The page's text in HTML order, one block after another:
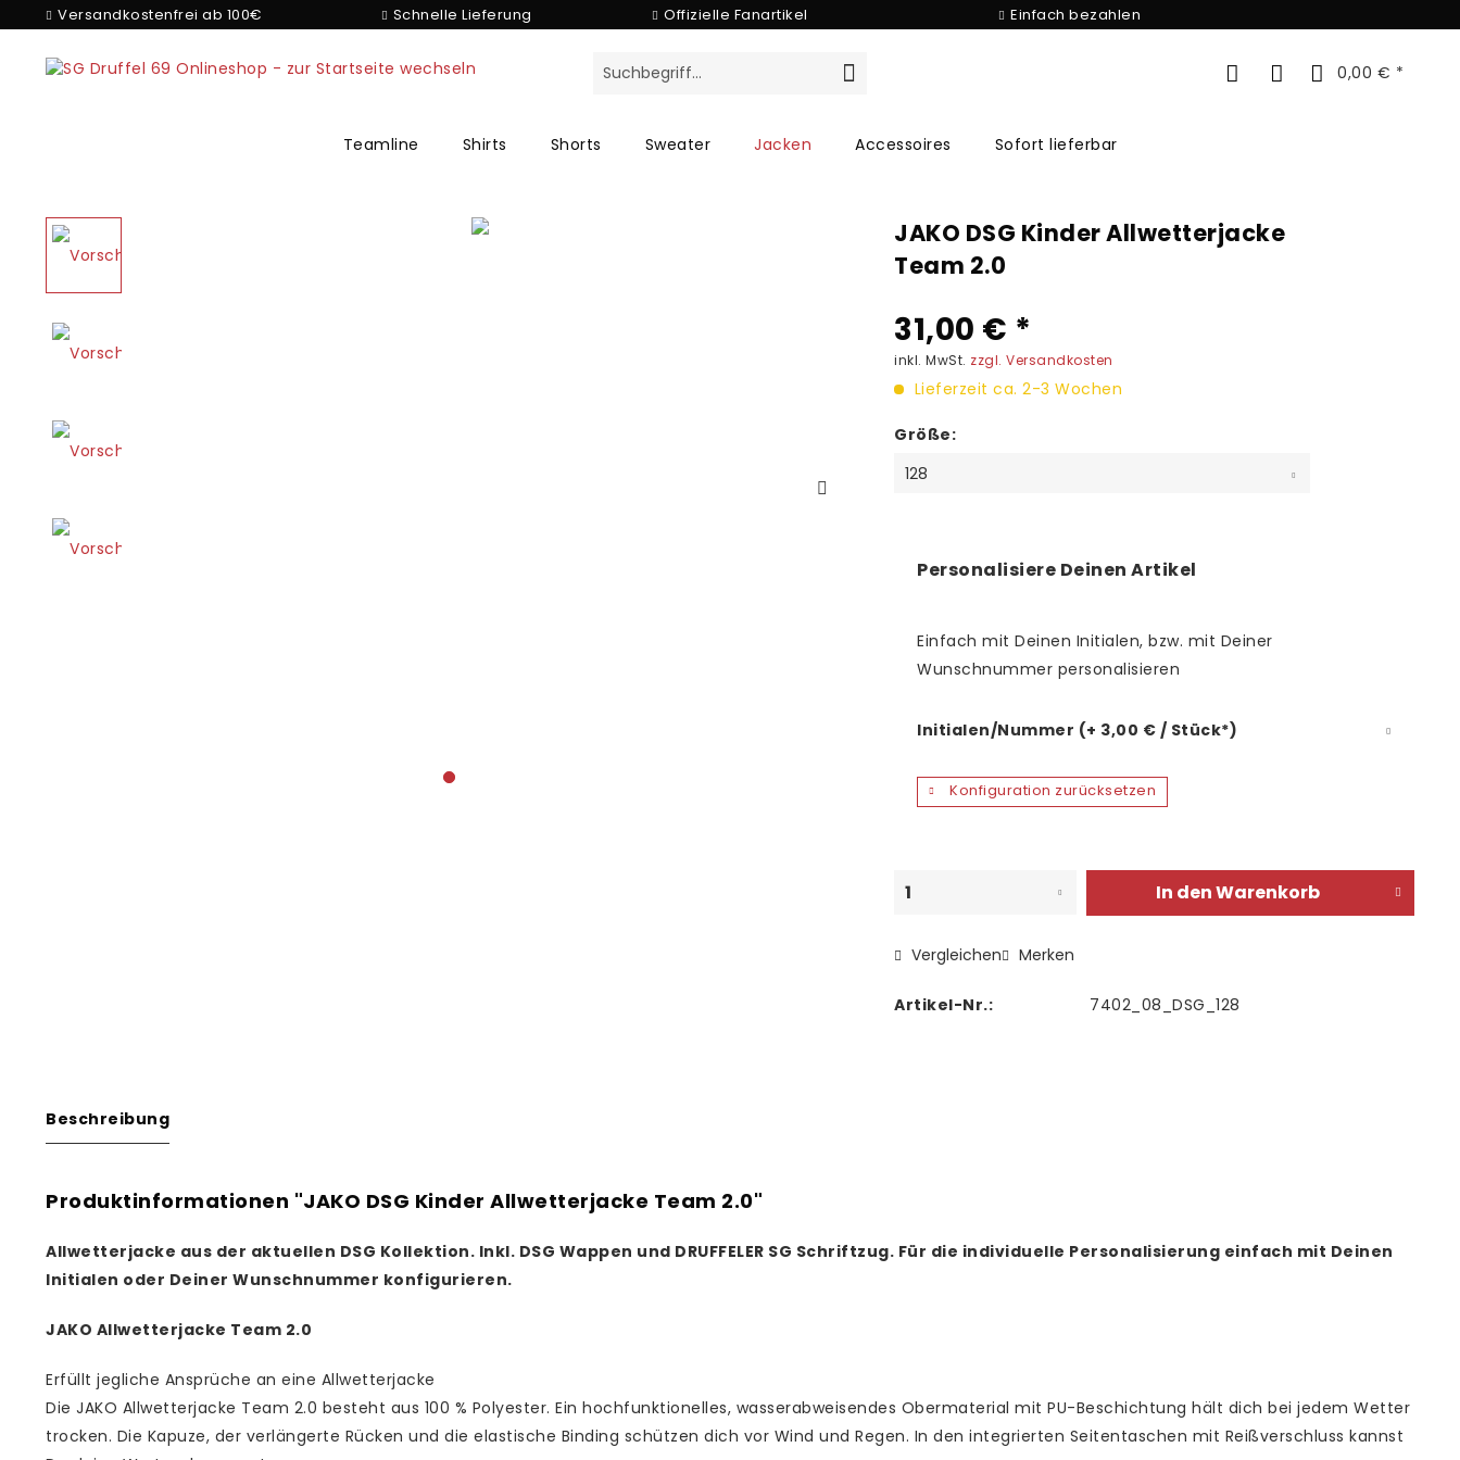
Versandkostenfrei ab 100€ Schnelle Lieferung Offizielle Fanartikel Einfach bezahlen
0,00 € *
Teamline Shirts Shorts Sweater Jacken Accessoires Sofort lieferbar
JAKO DSG Kinder Allwetterjacke
Team 2.0
31,00 € *
inkl. MwSt. zzgl. Versandkosten
Lieferzeit ca. 2-3 Wochen
Größe:
Personalisiere Deinen Artikel
Einfach mit Deinen Initialen, bzw. mit Deiner
Wunschnummer personalisieren
Initialen/Nummer (+ 3,00 € / Stück*)
Konfiguration zurücksetzen
In denWarenkorb
Vergleichen Merken
Artikel-Nr.: 7402_08_DSG_128
Beschreibung
Produktinformationen "JAKO DSG Kinder Allwetterjacke Team 2.0"
Allwetterjacke aus der aktuellen DSG Kollektion. Inkl. DSG Wappen und DRUFFELER SG Schriftzug. Für die individuelle Personalisierung einfach mit Deinen
Initialen oder Deiner Wunschnummer konfigurieren.
JAKO Allwetterjacke Team 2.0
Erfüllt jegliche Ansprüche an eine Allwetterjacke
Die JAKO Allwetterjacke Team 2.0 besteht aus 100 % Polyester. Ein hochfunktionelles, wasserabweisendes Obermaterial mit PU-Beschichtung hält dich bei jedem Wetter
trocken. Die Kapuze, der verlängerte Rücken und die elastische Binding schützen dich vor Wind und Regen. In den integrierten Seitentaschen mit Reißverschluss kannst